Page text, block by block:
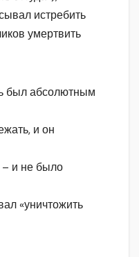
истребить
умертвить
был абсолютным
и он
– и не было
«уничтожить